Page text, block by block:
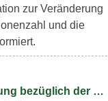
zur Veränderung
und die
Konsultation zur Verordnungs-Änderung bezüglich der Lektionenzuteilung